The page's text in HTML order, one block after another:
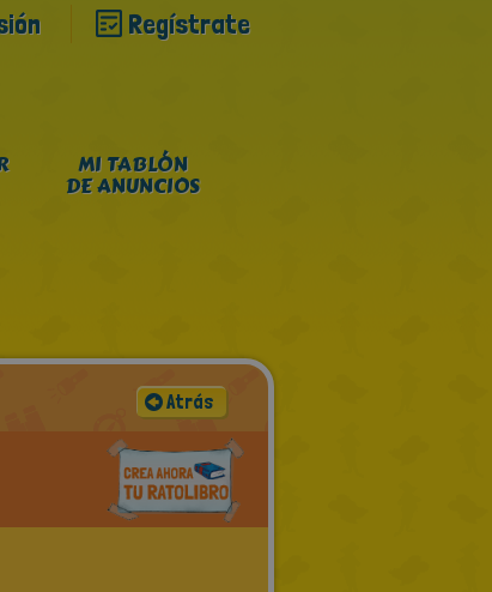
Regístrate
MI TABLÓN
DE ANUNCIOS
Atrás